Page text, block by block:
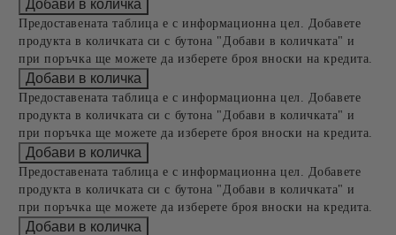
Предоставената таблица е с информационна цел. Добавете
продукта в количката си с бутона "Добави в количката" и
при поръчка ще можете да изберете броя вноски на кредита.
Предоставената таблица е с информационна цел. Добавете
продукта в количката си с бутона "Добави в количката" и
при поръчка ще можете да изберете броя вноски на кредита.
Предоставената таблица е с информационна цел. Добавете
продукта в количката си с бутона "Добави в количката" и
при поръчка ще можете да изберете броя вноски на кредита.